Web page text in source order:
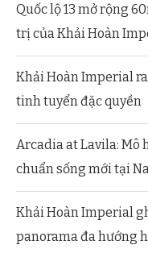
Quốc lộ 13 mở rộng
trị của Khải Hoàn
Khải Hoàn Imperial
tinh tuyển đặc quyền
Arcadia at Lavila:
chuẩn sống mới tại
Khải Hoàn Imperial
panorama đa hướng